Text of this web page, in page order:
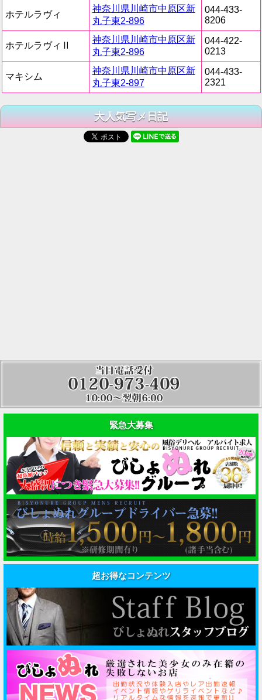
ホテルラヴィ
神奈川県川崎市中原区新
丸子東2-896
044-433-
8206
ホテルラヴィⅡ
神奈川県川崎市中原区新
丸子東2-896
044-422-
0213
マキシム
神奈川県川崎市中原区新
丸子東2-897
044-433-
2321
大人気写メ日記
緊急大募集
超お得なコンテンツ